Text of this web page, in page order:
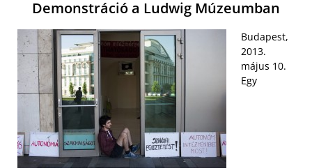
Demonstráció a Ludwig Múzeumban
Budapest,
2013.
május 10.
Egy